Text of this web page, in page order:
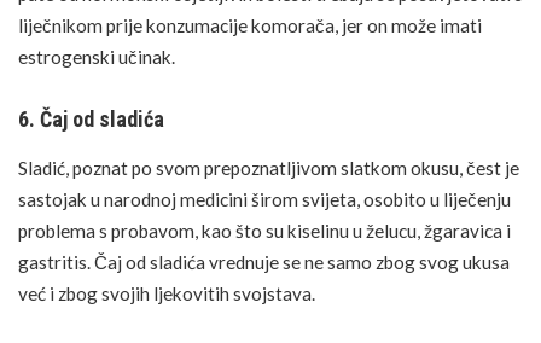
liječnikom prije konzumacije komorača, jer on može imati
estrogenski učinak.
6. Čaj od sladića
Sladić, poznat po svom prepoznatljivom slatkom okusu, čest je
sastojak u narodnoj medicini širom svijeta, osobito u liječenju
problema s probavom, kao što su kiselinu u želucu, žgaravica i
gastritis. Čaj od sladića vrednuje se ne samo zbog svog ukusa
već i zbog svojih ljekovitih svojstava.